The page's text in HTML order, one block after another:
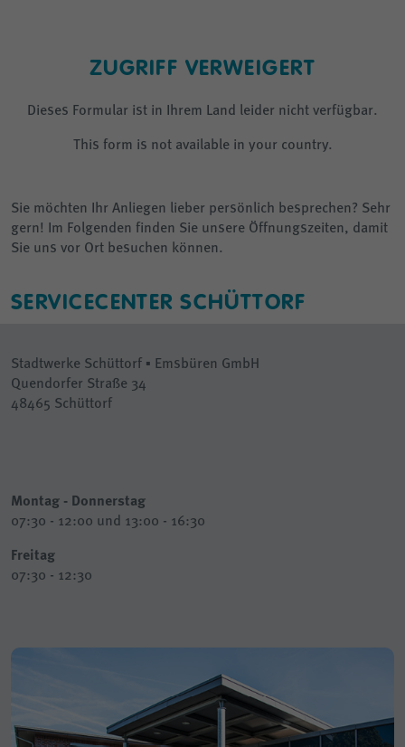
ZUGRIFF VERWEIGERT
Dieses Formular ist in Ihrem Land leider nicht verfügbar.
This form is not available in your country.
Sie möchten Ihr Anliegen lieber persönlich besprechen? Sehr
gern! Im Folgenden finden Sie unsere Öffnungszeiten, damit
Sie uns vor Ort besuchen können.
SERVICECENTER SCHÜTTORF
Stadtwerke Schüttorf ▪ Emsbüren GmbH
Quendorfer Straße 34
48465 Schüttorf
Montag - Donnerstag
07:30 - 12:00 und 13:00 - 16:30
Freitag
07:30 - 12:30